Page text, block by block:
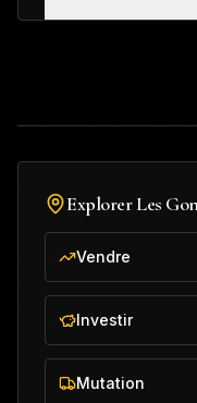
ExplorerLes
Vendre
Investir
Mutation